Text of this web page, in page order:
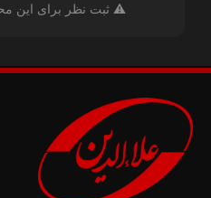
⚠️ ثبت نظر برای این